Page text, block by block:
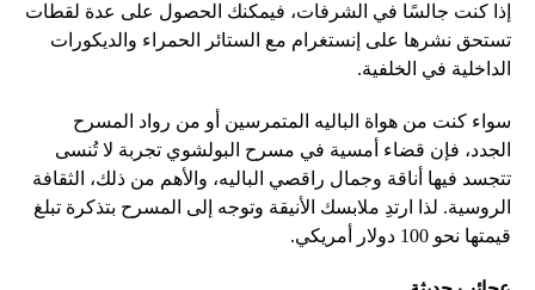
إذا كنت جالسًا في الشرفات، فيمكنك الحصول على عدة لقطات
تستحق نشرها على إنستغرام مع الستائر الحمراء والديكورات
الداخلية في الخلفية.
سواء كنت من هواة الباليه المتمرسين أو من رواد المسرح
الجدد، فإن قضاء أمسية في مسرح البولشوي تجربة لا تُنسى
تتجسد فيها أناقة وجمال راقصي الباليه، والأهم من ذلك، الثقافة
الروسية. لذا ارتدِ ملابسك الأنيقة وتوجه إلى المسرح بتذكرة تبلغ
قيمتها نحو 100 دولار أمريكي.